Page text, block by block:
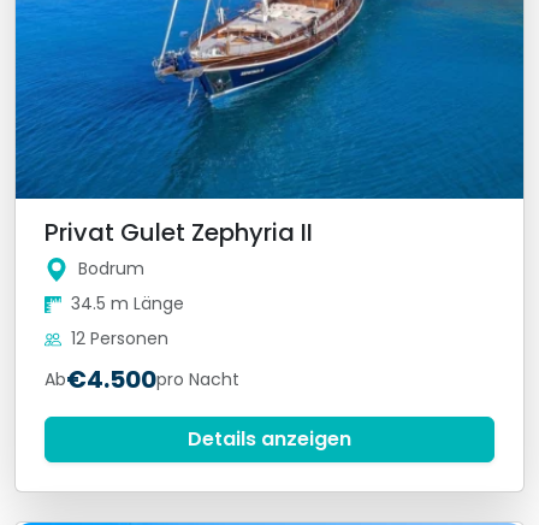
Privat Gulet Zephyria II
Bodrum
34.5 m Länge
12 Personen
Ab€4.500pro Nacht
Details anzeigen